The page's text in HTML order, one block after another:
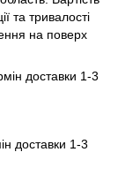
та тривалості
на поверх
доставки 1-3
доставки 1-3